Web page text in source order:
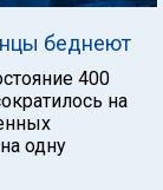
беднеют
400
на
одну